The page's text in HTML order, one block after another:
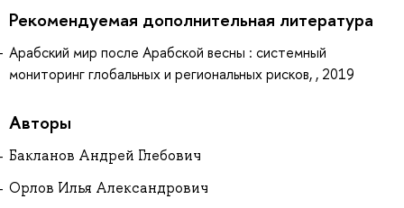
Рекомендуемая дополнительная литература
Арабский мир после Арабской весны : системный
мониторинг глобальных и региональных рисков, , 2019
Авторы
Бакланов Андрей Глебович
Орлов Илья Александрович